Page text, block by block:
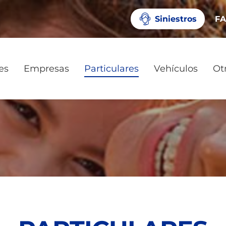
Siniestros
Empresas Particulares Vehículos